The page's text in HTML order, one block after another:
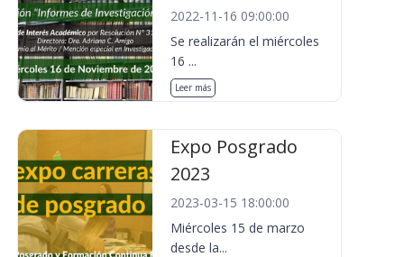
2022-11-16 09:00:00
Se realizarán el miércoles
16 ...
Leer más
Expo Posgrado
2023
2023-03-15 18:00:00
Miércoles 15 de marzo
desde la...